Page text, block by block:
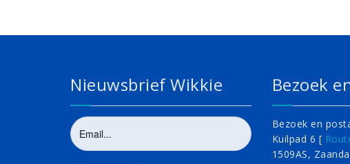
Nieuwsbrief Wikkie Bezoek
Bezoek en
Kuilpad 6 [
1509AS,